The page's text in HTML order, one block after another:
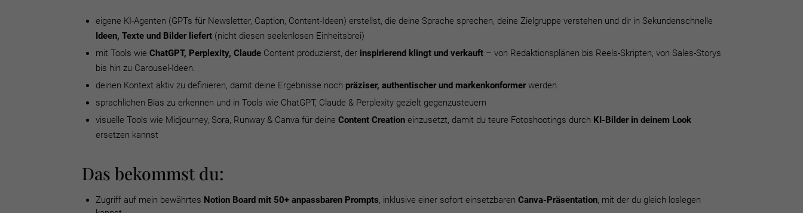
eigene KI-Agenten (GPTs für Newsletter, Caption, Content-Ideen) erstellst, die deine Sprache sprechen, deine Zielgruppe verstehen und dir in Sekundenschnelle
Ideen, Texte und Bilder liefert(nicht diesen seelenlosen Einheitsbrei)
mit Tools wie ChatGPT, Perplexity, ClaudeContent produzierst, der inspirierend klingt und verkauft– von Redaktionsplänen bis Reels-Skripten, von Sales-Storys
bis hin zu Carousel-Ideen.
deinen Kontext aktiv zu definieren, damit deine Ergebnisse noch präziser, authentischer und markenkonformerwerden.
sprachlichen Bias zu erkennen und in Tools wie ChatGPT, Claude & Perplexity gezielt gegenzusteuern
visuelle Tools wie Midjourney, Sora, Runway & Canva für deine Content Creationeinzusetzt, damit du teure Fotoshootings durch KI-Bilder in deinem Look
ersetzen kannst
Das bekommst du:
Zugriff auf mein bewährtes Notion Board mit 50+ anpassbaren Prompts, inklusive einer sofort einsetzbaren Canva-Präsentation, mit der du gleich loslegen